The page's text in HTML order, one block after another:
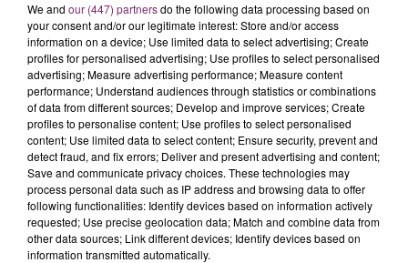
LES AUTRES JEUX >
We and our (447) partnersdo the following data processing based on
your consent and/or our legitimate interest: Store and/or access
information on a device; Use limited data to select advertising; Create
profiles for personalised advertising; Use profiles to select personalised
advertising; Measure advertising performance; Measure content
performance; Understand audiences through statistics or combinations
of data from different sources; Develop and improve services; Create
profiles to personalise content; Use profiles to select personalised
content; Use limited data to select content; Ensure security, prevent and
detect fraud, and fix errors; Deliver and present advertising and content;
Save and communicate privacy choices. These technologies may
process personal data such as IP address and browsing data to offer
following functionalities: Identify devices based on information actively
requested; Use precise geolocation data; Match and combine data from
other data sources; Link different devices; Identify devices based on
information transmitted automatically.